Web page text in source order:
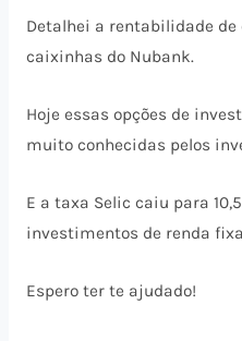
Detalhei a rentabilidade de
caixinhas do Nubank.
Hoje essas opções de
muito conhecidas pelos
E a taxa Selic caiu para
investimentos de renda
Espero ter te ajudado!